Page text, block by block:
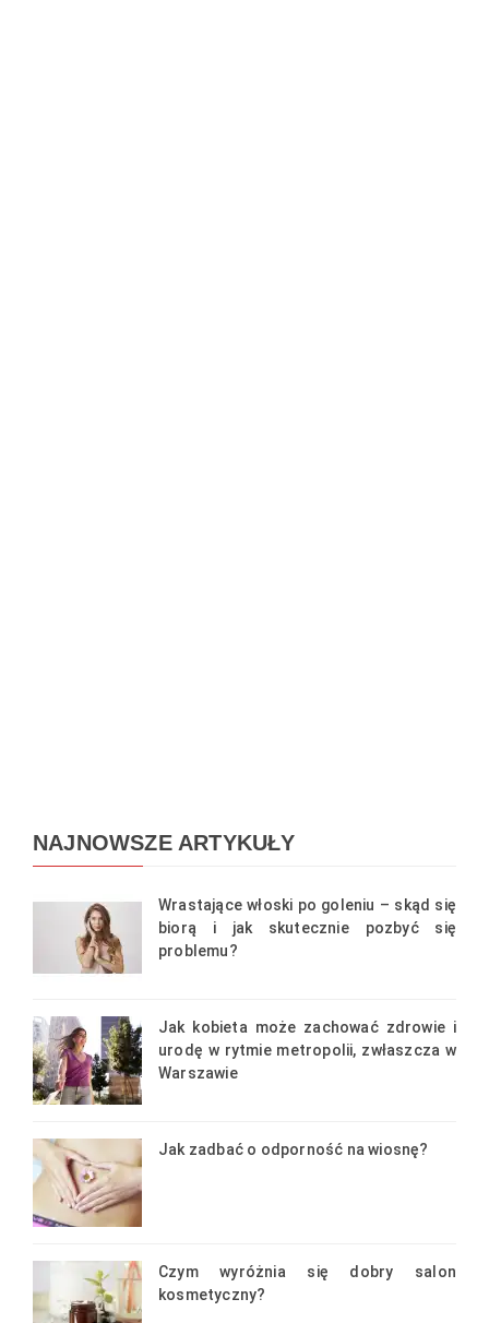
NAJNOWSZE ARTYKUŁY
Wrastające włoski po goleniu – skąd się
biorą i jak skutecznie pozbyć się
problemu?
Jak kobieta może zachować zdrowie i
urodę w rytmie metropolii, zwłaszcza w
Warszawie
Jak zadbać o odporność na wiosnę?
Czym wyróżnia się dobry salon
kosmetyczny?